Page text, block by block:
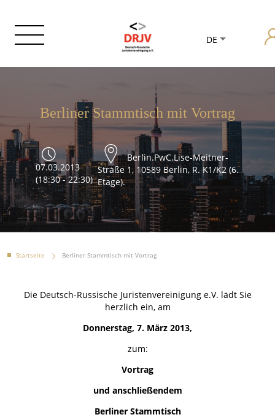
DE
Berliner Stammtisch mit Vortrag
07.03.2013
(18:30 - 22:30)
Berlin.PwC.Lise-Meitner-
Straße 1, 10589 Berlin, R. K1/K2 (6.
Etage).
Startseite Berliner Stammtisch mit Vortrag
Die Deutsch-Russische Juristenvereinigung e.V. lädt Sie
herzlich ein, am
Donnerstag, 7. März 2013,
zum:
Vortrag
und anschließendem
Berliner Stammtisch